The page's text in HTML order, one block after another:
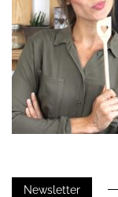
Newsletter